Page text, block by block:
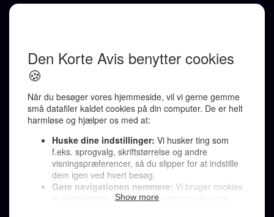
Karen Jespersen
Redaktionen kontaktes via mail til
redaktion@denkorteavis.dk
Telefonsvarer 20 30 10 96
Von Ostensgade 22, 2791 Dragør
LINKS
Tidligere aviser >
Støt Den Korte Avis >